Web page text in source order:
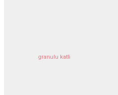
granulu katli